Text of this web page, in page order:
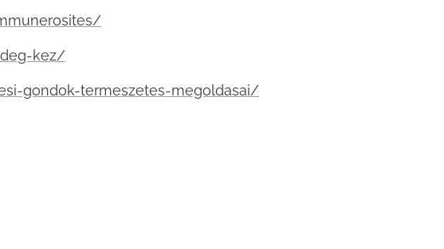
kez/
gondok-termeszetes-megoldasai/